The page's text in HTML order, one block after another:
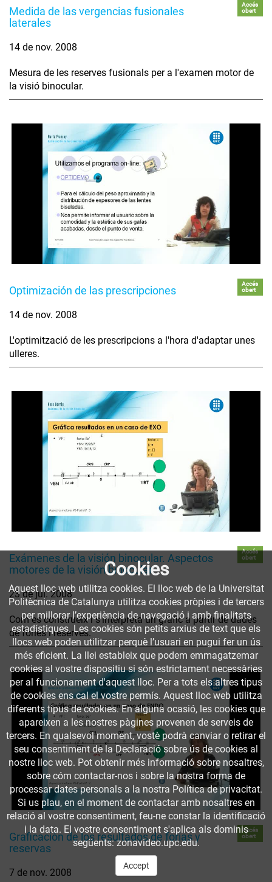
Medida de las vergencias fusionales
laterales
Accés
obert
14 de nov. 2008
Mesura de les reserves fusionals per a l'examen motor de
la visió binocular.
Optimización de las prescripciones
Accés
obert
14 de nov. 2008
L'optimització de les prescripcions a l'hora d'adaptar unes
ulleres.
Exámenes de la visión binocular. Aspectos
motores de la visión binocular
Accés
obert
23 de jul. 2008
Com es construeix i s'interpreta un gràfic a partir de dades
de fòries i reserves.
Graficación de los resultados de forias y
reservas
Accés
obert
7 de nov. 2008
Cookies
Aquest lloc web utilitza cookies. El lloc web de la Universitat
Politècnica de Catalunya utilitza cookies pròpies i de tercers
per millorar l’experiència de navegació i amb finalitats
estadístiques. Les cookies són petits arxius de text que els
llocs web poden utilitzar perquè l’usuari en pugui fer un ús
més eficient. La llei estableix que podem emmagatzemar
cookies al vostre dispositiu si són estrictament necessàries
per al funcionament d'aquest lloc. Per a tots els altres tipus
de cookies ens cal el vostre permís. Aquest lloc web utilitza
diferents tipus de cookies. En alguna ocasió, les cookies que
apareixen a les nostres pàgines provenen de serveis de
tercers. En qualsevol moment, vostè podrà canviar o retirar el
seu consentiment de la Declaració sobre ús de cookies al
nostre lloc web. Pot obtenir més informació sobre nosaltres,
sobre cóm contactar-nos i sobre la nostra forma de
processar dates personals a la nostra Política de privacitat.
Si us plau, en el moment de contactar amb nosaltres en
relació al vostre consentiment, feu-ne constar la identificació
i la data. El vostre consentiment s'aplica als dominis
següents: zonavideo.upc.edu.
Accept